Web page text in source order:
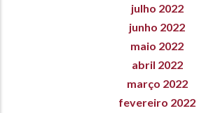
julho 2022
junho 2022
maio 2022
abril 2022
março 2022
fevereiro 2022